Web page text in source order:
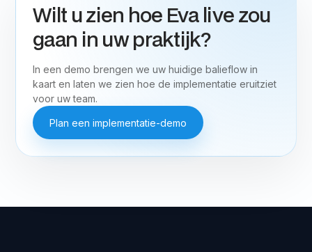
Wilt u zien hoe Eva live zou
gaan in uw praktijk?
In een demo brengen we uw huidige balieflow in
kaart en laten we zien hoe de implementatie eruitziet
voor uw team.
Plan een implementatie-demo